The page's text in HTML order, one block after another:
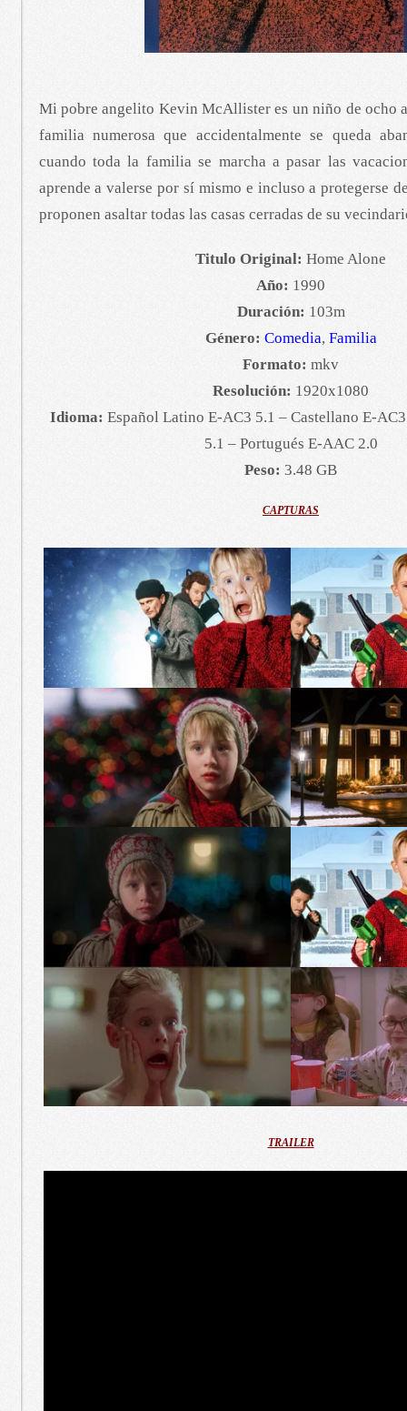
Mi pobre angelito Kevin McAllister es un niño de ocho
familia numerosa que accidentalmente se queda
cuando toda la familia se marcha a pasar las
aprende a valerse por sí mismo e incluso a protegerse
proponen asaltar todas las casas cerradas de su
Titulo Original: Home Alone
Año: 1990
Duración: 103m
Género: Comedia, Familia
Formato: mkv
Resolución: 1920x1080
Idioma: Español Latino E-AC3 5.1 – Castellano E-
5.1 – Portugués E-AAC 2.0
Peso: 3.48 GB
CAPTURAS
TRAILER